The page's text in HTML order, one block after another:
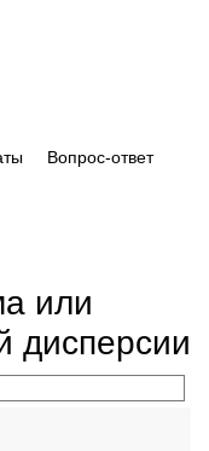
Вопрос-ответ
или
дисперсии